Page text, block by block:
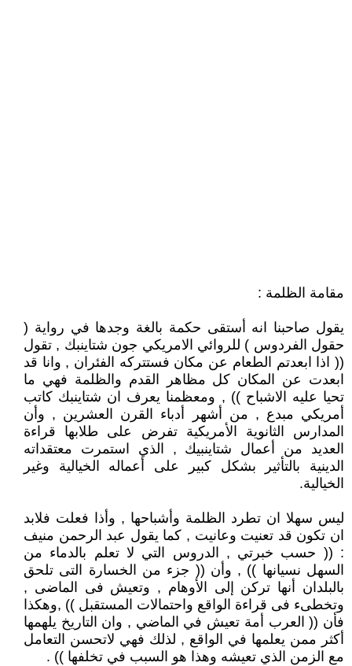
مقامة الظلمة :
يقول صاحبنا انه أستقى حكمة بالغة وجدها في رواية (
حقول الفردوس ) للروائي الامريكي جون شتاينبك , تقول
(( اذا ابعدتم الطعام عن مكان فستتركه الفئران , وانا قد
ابعدت عن المكان كل مظاهر القدم والظلمة فهي ما
تحيا عليه الاشباح )) , ومعظمنا يعرف ان شتاينبك كاتب
أمريكي مبدع , من أشهر أدباء القرن العشرين , وأن
المدارس الثانوية الأمريكية تفرض على طلابها قراءة
العديد من أعمال شتاينبيك , الذي استمرت معتقداته
الدينية بالتأثير بشكل كبير على أعماله الخيالية وغير
الخيالية.
ليس سهلا ان تطرد الظلمة وأشباحها , وأذا فعلت فلابد
ان تكون قد تعنيت وعانيت , كما يقول عبد الرحمن منيف
: (( حسب خبرتي , الدروس التي لا تعلم بالدماء من
السهل نسيانها )) , وأن (( جزء من الخسارة التى تلحق
بالبلدان أنها تركن إلى الأوهام , وتعيش فى الماضى ,
وتخطىء فى قراءة الواقع واحتمالات المستقبل )) ,وهكذا
فأن (( العرب أمة تعيش في الماضي , وان التاريخ يلهمها
أكثر ممن يعلمها في الواقع , لذلك فهي لاتحسن التعامل
مع الزمن الذي تعيشه وهذا هو السبب في تخلفها )) .